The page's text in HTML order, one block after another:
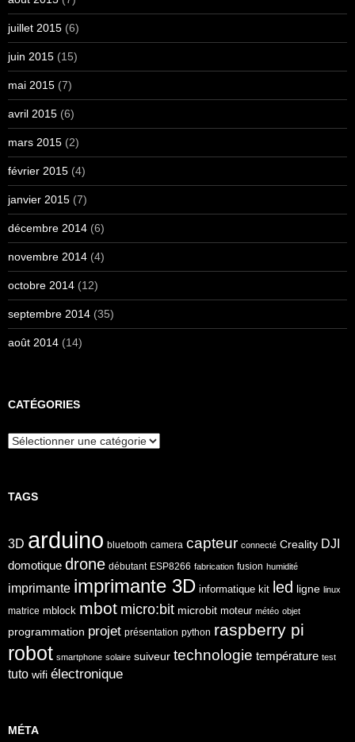
juillet 2015 (6)
juin 2015 (15)
mai 2015 (7)
avril 2015 (6)
mars 2015 (2)
février 2015 (4)
janvier 2015 (7)
décembre 2014 (6)
novembre 2014 (4)
octobre 2014 (12)
septembre 2014 (35)
août 2014 (14)
CATÉGORIES
Catégories
TAGS
3D arduino bluetooth camera capteur connecté Creality DJI
domotique drone débutant ESP8266 fabrication fusion humidité
imprimante imprimante 3D informatique kit led ligne linux
matrice mblock mbot micro:bit microbit moteur météo objet
programmation projet présentation python raspberry pi
robot smartphone solaire suiveur technologie température test
tuto wifi électronique
MÉTA